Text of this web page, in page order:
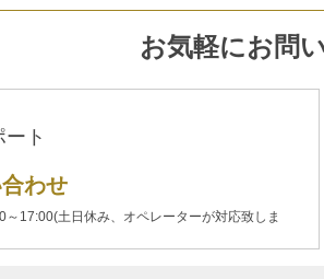
お気軽にお問
ト
わせ
17:00(土日休み、オペレーターが対応致しま